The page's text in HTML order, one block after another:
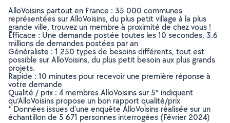
AlloVoisins partout en France : 35 000 communes
représentées sur AlloVoisins, du plus petit village à la plus
grande ville, trouvez un membre à proximité de chez vous !
Efficace : Une demande postée toutes les 10 secondes, 3.6
millions de demandes postées par an
Généraliste : 1 250 types de besoins différents, tout est
possible sur AlloVoisins, du plus petit besoin aux plus grands
projets.
Rapide : 10 minutes pour recevoir une première réponse à
votre demande
Qualité / prix : 4 membres AlloVoisins sur 5* indiquent
qu’AlloVoisins propose un bon rapport qualité/prix
* Données issues d’une enquête AlloVoisins réalisée sur un
échantillon de 5 671 personnes interrogées (Février 2024)